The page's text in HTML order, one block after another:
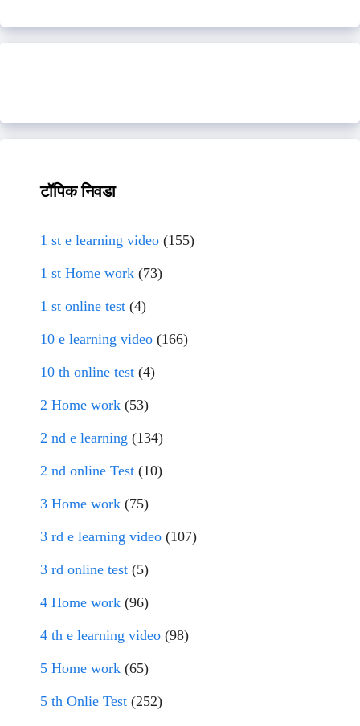
टॉपिक निवडा
1 st e learning video (155)
1 st Home work (73)
1 st online test (4)
10 e learning video (166)
10 th online test (4)
2 Home work (53)
2 nd e learning (134)
2 nd online Test (10)
3 Home work (75)
3 rd e learning video (107)
3 rd online test (5)
4 Home work (96)
4 th e learning video (98)
5 Home work (65)
5 th Onlie Test (252)